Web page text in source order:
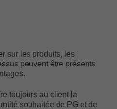
sur les produits, les
peuvent être présents
toujours au client la
souhaitée de PG et de